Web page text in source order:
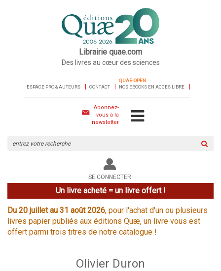
Librairie quae.com
Des livres au cœur des sciences
ESPACE PRO & AUTEURS CONTACT
QUAE-OPEN
NOS EBOOKS EN ACCÈS LIBRE
Abonnez-
vous à la
newsletter
le
site
SE CONNECTER
Un livre acheté = un livre offert !
Du 20 juillet au 31 août 2026, pour l'achat d'un ou plusieurs
livres papier publiés aux éditions Quæ, un livre vous est
offert parmi trois titres de notre catalogue !
Olivier Duron